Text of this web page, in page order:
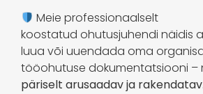
Meie professionaalselt
koostatud ohutusjuhendi näidis
luua või uuendada oma
tööohutuse dokumentatsiooni –
päriselt arusaadav ja rakendatav